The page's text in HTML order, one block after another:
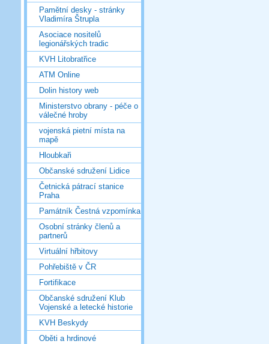
Pamětní desky - stránky
Vladimíra Štrupla
Asociace nositelů
legionářských tradic
KVH Litobratřice
ATM Online
Dolin history web
Ministerstvo obrany - péče o
válečné hroby
vojenská pietní místa na
mapě
Hloubkaři
Občanské sdružení Lidice
Četnická pátrací stanice
Praha
Památník Čestná vzpomínka
Osobní stránky členů a
partnerů
Virtuální hřbitovy
Pohřebiště v ČR
Fortifikace
Občanské sdružení Klub
Vojenské a letecké historie
KVH Beskydy
Oběti a hrdinové